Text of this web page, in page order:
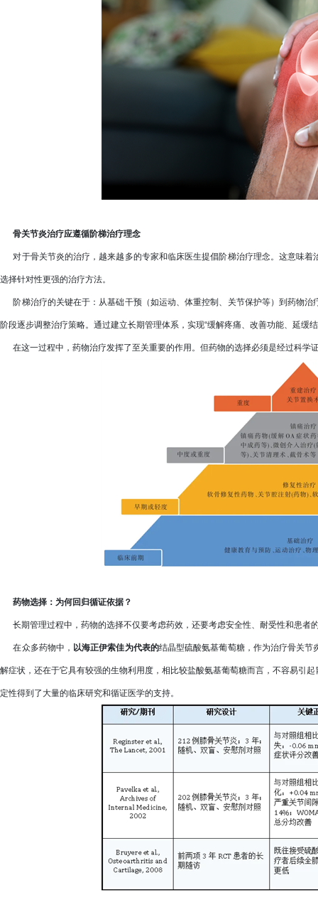
骨关节炎治疗应遵循阶梯治疗理念
对于骨关节炎的治疗，越来越多的专家和临床医生提倡阶梯治疗理念。这意味着
选择针对性更强的治疗方法。
阶梯治疗的关键在于：从基础干预（如运动、体重控制、关节保护等）到药物治
阶段逐步调整治疗策略。通过建立长期管理体系，实现“缓解疼痛、改善功能、延缓
在这一过程中，药物治疗发挥了至关重要的作用。但药物的选择必须是经过科学
药物选择：为何回归循证依据？
长期管理过程中，药物的选择不仅要考虑药效，还要考虑安全性、耐受性和患者
在众多药物中， 以海正伊索佳为代表的结晶型硫酸氨基葡萄糖，作为治疗骨关
解症状，还在于它具有较强的生物利用度，相比较盐酸氨基葡萄糖而言，不容易引
定性得到了大量的临床研究和循证医学的支持。